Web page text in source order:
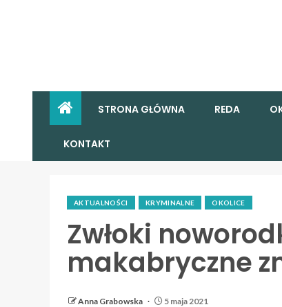
STRONA GŁÓWNA REDA
KONTAKT
AKTUALNOŚCI KRYMINALNE OKOLICE
Zwłoki
makabryczne
Anna Grabowska 5 maja 2021